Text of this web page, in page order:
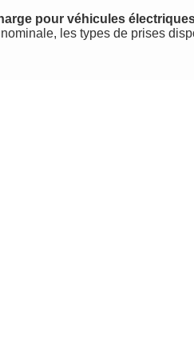
pour véhicules
les types de prises